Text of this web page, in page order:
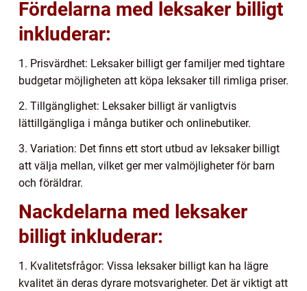
Fördelarna med leksaker billigt
inkluderar:
1. Prisvärdhet: Leksaker billigt ger familjer med tightare
budgetar möjligheten att köpa leksaker till rimliga priser.
2. Tillgänglighet: Leksaker billigt är vanligtvis
lättillgängliga i många butiker och onlinebutiker.
3. Variation: Det finns ett stort utbud av leksaker billigt
att välja mellan, vilket ger mer valmöjligheter för barn
och föräldrar.
Nackdelarna med leksaker
billigt inkluderar:
1. Kvalitetsfrågor: Vissa leksaker billigt kan ha lägre
kvalitet än deras dyrare motsvarigheter. Det är viktigt att